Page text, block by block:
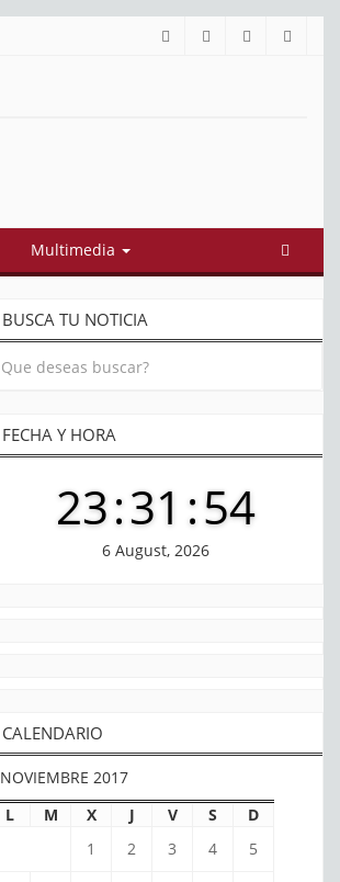
Multimedia
BUSCA TU NOTICIA
FECHA Y HORA
23:31 :54
6 August, 2026
CALENDARIO
NOVIEMBRE 2017
L
M X J V S
D
1
2 3 4 5